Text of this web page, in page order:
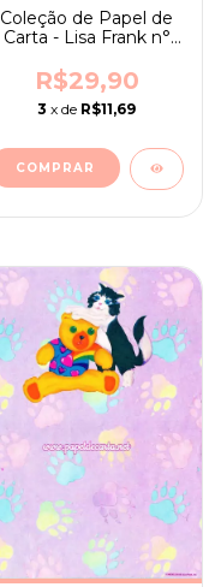
Coleção de Papel de
Carta - Lisa Frank n°
R$29,90
3 x de R$11,69